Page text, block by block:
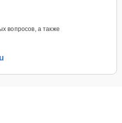
вопросов, а также